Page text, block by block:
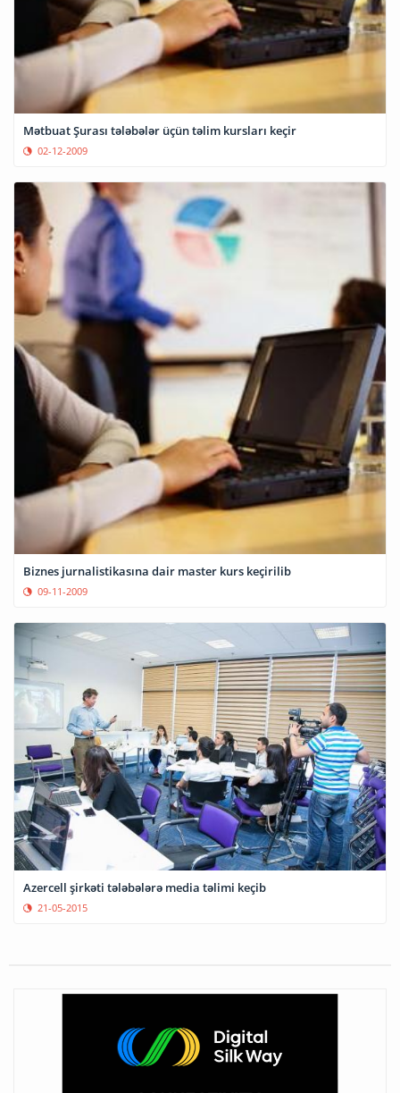
Mətbuat Şurası tələbələr üçün təlim kursları keçir
02-12-2009
Biznes jurnalistikasına dair master kurs keçirilib
09-11-2009
Azercell şirkəti tələbələrə media təlimi keçib
21-05-2015